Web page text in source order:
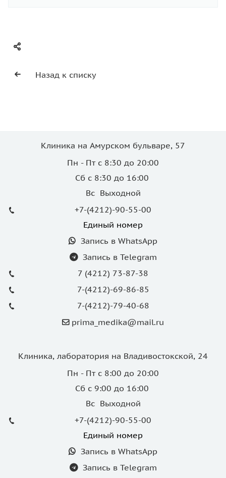
Назад к списку
Клиника на Амурском бульваре, 57
Пн - Пт с 8:30 до 20:00
Сб с 8:30 до 16:00
Вс Выходной
+7-(4212)-90-55-00
Единый номер
Запись в WhatsApp
Запись в Telegram
7 (4212) 73-87-38
7-(4212)-69-86-85
7-(4212)-79-40-68
prima_medika@mail.ru
Клиника, лаборатория на Владивостокской, 24
Пн - Пт с 8:00 до 20:00
Сб с 9:00 до 16:00
Вс Выходной
+7-(4212)-90-55-00
Единый номер
Запись в WhatsApp
Запись в Telegram